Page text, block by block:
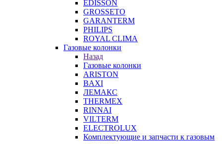
EDISSON
GROSSETO
GARANTERM
PHILIPS
ROYAL CLIMA
Газовые колонки
Назад
Газовые колонки
ARISTON
BAXI
ЛЕМАКС
THERMEX
RINNAI
VILTERM
ELECTROLUX
Комплектующие и запчасти к газовым